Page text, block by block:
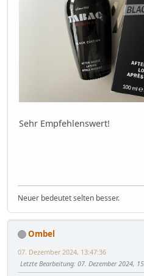
Sehr Empfehlenswert!
Neuer bedeutet selten besser.
Ombel
07. Dezember 2024, 13:47:36
Letzte Bearbeitung: 07. Dezember 2024,